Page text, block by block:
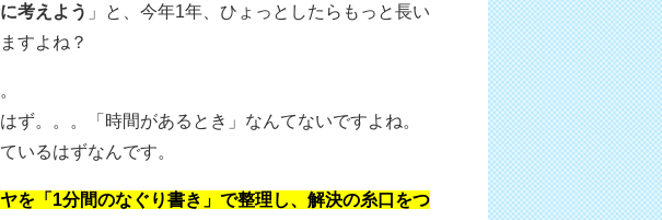
考えよう 」と、今年1年、ひょっとしたらもっと長い
すよね？
ず。。。「時間があるとき」なんてないですよね。
いるはずなんです。
を「1分間のなぐり書き」で整理し、解決の糸口をつ